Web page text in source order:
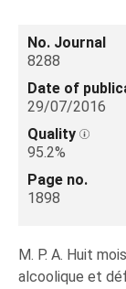
No. Journal
8288
Date of
29/07/2016
Quality
95.2%
Page no.
1898
M. P. A. Huit
alcoolique et